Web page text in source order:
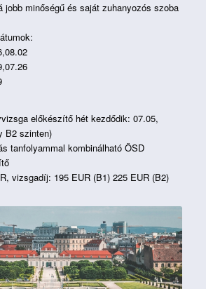
jobb minőségű és saját zuhanyozós szoba
előkészítő hét kezdődik: 07.05,
B2 szinten)
tanfolyammal kombinálható ÖSD
vizsgadíj: 195 EUR (B1) 225 EUR (B2)